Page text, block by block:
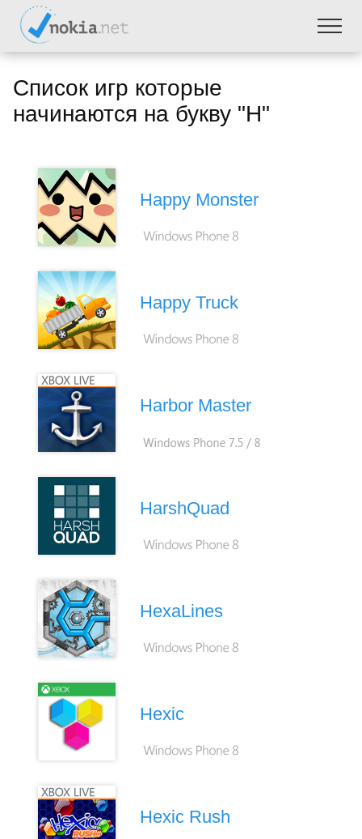
Список игр которые
начинаются на букву "H"
Happy Monster
Happy Truck
Harbor Master
HarshQuad
HexaLines
Hexic
Hexic Rush